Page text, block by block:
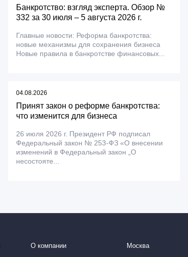
Банкротство: взгляд эксперта. Обзор №
332 за 30 июля – 5 августа 2026 г.
Главные новости: Реформа банкротства:
новые механизмы для сохранения бизнеса
Новые правила в банкротстве финансовых...
04.08.2026
Принят закон о реформе банкротства:
что изменится для бизнеса
26 июля 2026 г. Президент РФ подписал
Федеральный закон № 253-ФЗ «О внесении
изменений в Федеральный закон „О
несостояте...
О компании Москва